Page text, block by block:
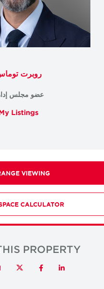
روبرت
عضو مجلس
Listings
VIEWING
CALCULATOR
PROPERTY
LinkedIn
Facebook